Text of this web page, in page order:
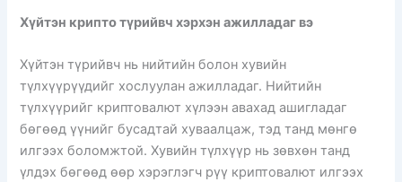
Хүйтэн крипто түрийвч хэрхэн ажилладаг вэ
Хүйтэн түрийвч нь нийтийн болон хувийн
түлхүүрүүдийг хослуулан ажилладаг. Нийтийн
түлхүүрийг криптовалют хүлээн авахад ашигладаг
бөгөөд үүнийг бусадтай хуваалцаж, тэд танд мөнгө
илгээх боломжтой. Хувийн түлхүүр нь зөвхөн танд
үлдэх бөгөөд өөр хэрэглэгч рүү криптовалют илгээх